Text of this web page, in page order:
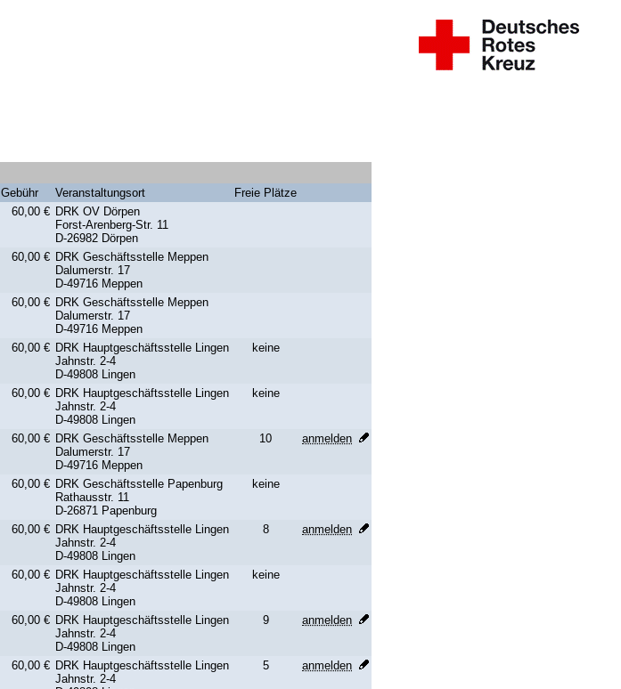
Gebühr Veranstaltungsort
Freie Plätze
60,00 € DRK OV Dörpen
Forst-Arenberg-Str. 11
D-26982 Dörpen
60,00 € DRK Geschäftsstelle Meppen
Dalumerstr. 17
D-49716 Meppen
60,00 € DRK Geschäftsstelle Meppen
Dalumerstr. 17
D-49716 Meppen
60,00 € DRK Hauptgeschäftsstelle Lingen
Jahnstr. 2-4
D-49808 Lingen
keine
60,00 € DRK Hauptgeschäftsstelle Lingen
Jahnstr. 2-4
D-49808 Lingen
keine
60,00 € DRK Geschäftsstelle Meppen
Dalumerstr. 17
D-49716 Meppen
10 anmelden
60,00 € DRK Geschäftsstelle Papenburg
Rathausstr. 11
D-26871 Papenburg
keine
60,00 € DRK Hauptgeschäftsstelle Lingen
Jahnstr. 2-4
D-49808 Lingen
8 anmelden
60,00 € DRK Hauptgeschäftsstelle Lingen
Jahnstr. 2-4
D-49808 Lingen
keine
60,00 € DRK Hauptgeschäftsstelle Lingen
Jahnstr. 2-4
D-49808 Lingen
9 anmelden
60,00 € DRK Hauptgeschäftsstelle Lingen
Jahnstr. 2-4
5 anmelden